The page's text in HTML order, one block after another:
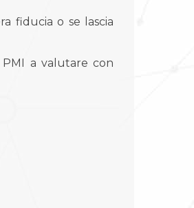
fiducia o se lascia
a valutare con